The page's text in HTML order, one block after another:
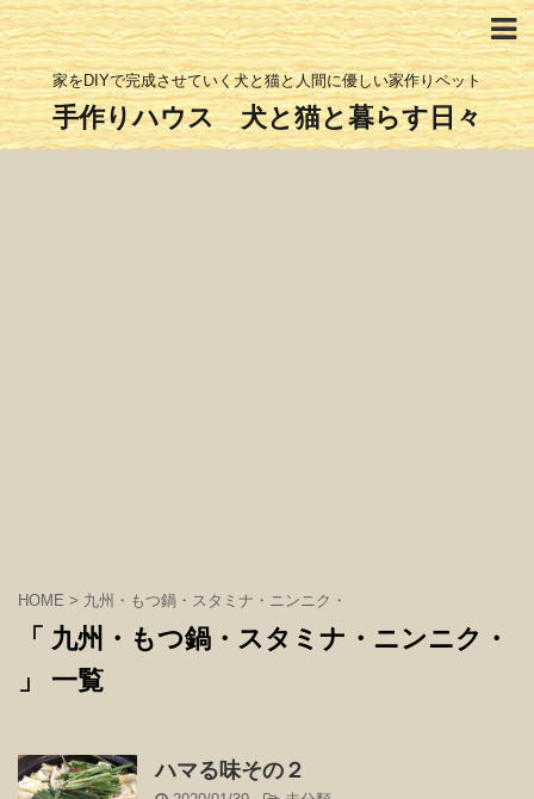
家をDIYで完成させていく犬と猫と人間に優しい家作りペット
手作りハウス 犬と猫と暮らす日々
HOME > 九州・もつ鍋・スタミナ・ニンニク・
「 九州・もつ鍋・スタミナ・ニンニク・
」 一覧
ハマる味その２